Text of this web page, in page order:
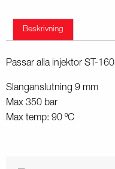
Beskrivning
Passar alla injektor ST-160
Slanganslutning 9 mm
Max 350 bar
Max temp: 90 ºC